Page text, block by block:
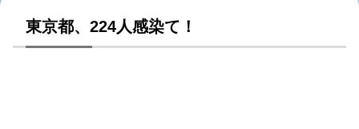
東京都、224人感染て！